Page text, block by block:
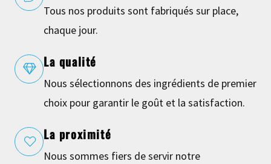
Tous nos produits sont fabriqués sur place,
chaque jour.
La qualité
Nous sélectionnons des ingrédients de premier
choix pour garantir le goût et la satisfaction.
La proximité
Nous sommes fiers de servir notre